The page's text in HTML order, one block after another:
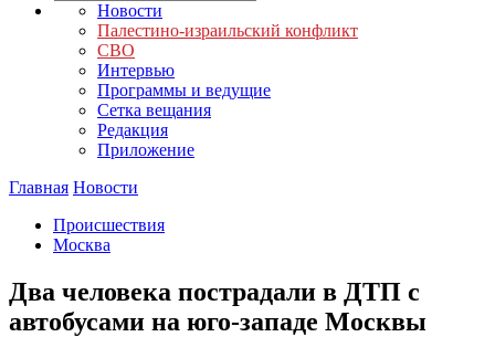
Новости
Палестино-израильский конфликт
СВО
Интервью
Программы и ведущие
Сетка вещания
Редакция
Приложение
Главная Новости
Происшествия
Москва
Два человека пострадали в ДТП с
автобусами на юго-западе Москвы